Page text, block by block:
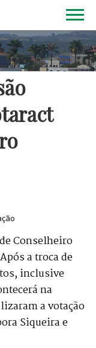
Conselheiro
a troca de
inclusive
na
a votação
Siqueira e